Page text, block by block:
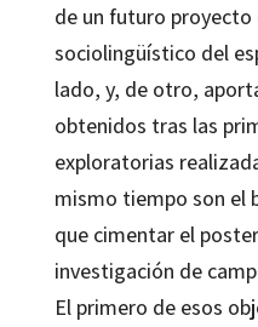
de un futuro proyecto
sociolingüístico del
lado, y, de otro,
obtenidos tras las
exploratorias
mismo tiempo son el
que cimentar el
investigación de
El primero de esos